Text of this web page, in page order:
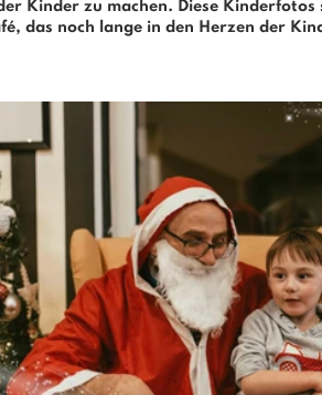
Kinder zu machen. Diese Kinderfotos
, das noch lange in den Herzen der